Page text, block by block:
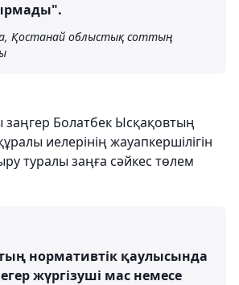
Қостанай облыстық соттың
Болатбек Ысқақовтың
иелерінің жауапкершілігін
туралы заңға сәйкес төлем
нормативтік қаулысында
жүргізуші мас немесе